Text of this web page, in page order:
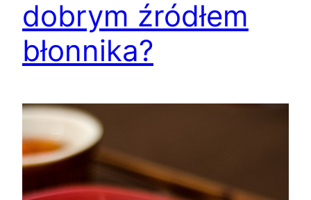
dobrym źródłem
błonnika?